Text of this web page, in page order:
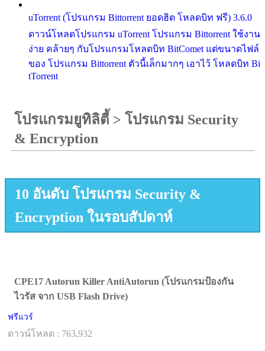
uTorrent (โปรแกรม Bittorrent ยอดฮิต โหลดบิท ฟรี) 3.6.0
ดาวน์โหลดโปรแกรม uTorrent โปรแกรม Bittorrent ใช้งาน
ง่าย คล้ายๆ กับโปรแกรมโหลดบิท BitComet แต่ขนาดไฟล์
ของ โปรแกรม Bittorrent ตัวนี้เล็กมากๆ เอาไว้ โหลดบิท Bi
tTorrent
โปรแกรมยูทิลิตี้ > โปรแกรม Security
& Encryption
10 อันดับ โปรแกรม Security &
Encryption ในรอบสัปดาห์
CPE17 Autorun Killer AntiAutorun (โปรแกรมป้องกัน
ไวรัส จาก USB Flash Drive)
ฟรีแวร์
ดาวน์โหลด : 763,932